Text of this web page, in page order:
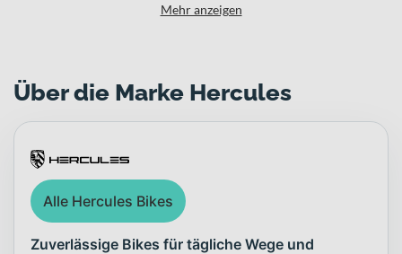
Felgenbremsen und die pannengeschützten Reifen machen es zu
Mehr anzeigen
Über die Marke Hercules
Alle Hercules Bikes
Zuverlässige Bikes für tägliche Wege und